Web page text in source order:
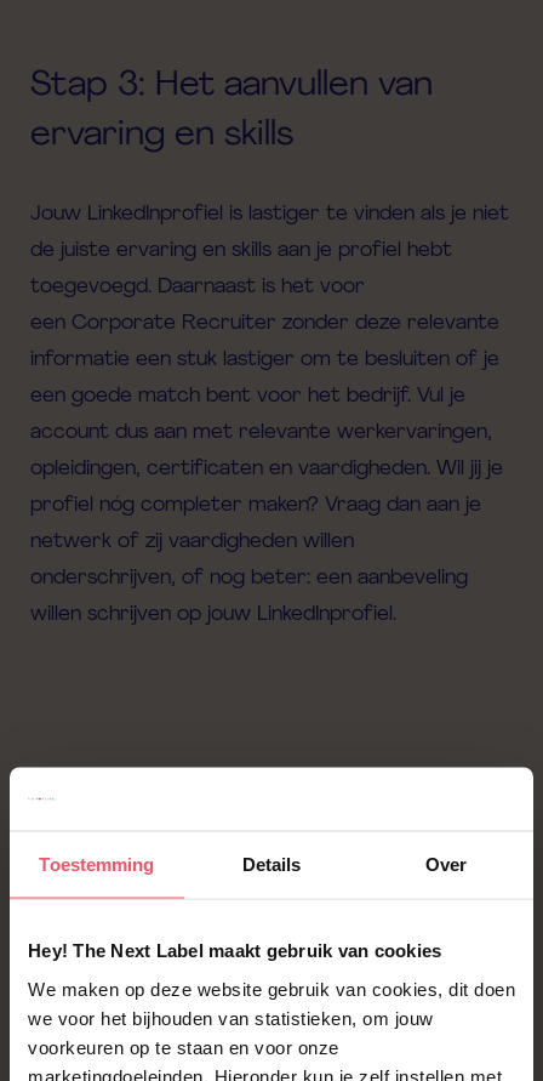
Toestemming Details Over
Hey! The Next Label maakt gebruik van cookies
We maken op deze website gebruik van cookies, dit doen
we voor het bijhouden van statistieken, om jouw
voorkeuren op te staan en voor onze
marketingdoeleinden. Hieronder kun je zelf instellen met
Stap 3: Het aanvullen van
ervaring en skills
Jouw LinkedInprofiel is lastiger te vinden als je niet
de juiste ervaring en skills aan je profiel hebt
toegevoegd. Daarnaast is het voor
een Corporate Recruiter zonder deze relevante
informatie een stuk lastiger om te besluiten of je
een goede match bent voor het bedrijf. Vul je
account dus aan met relevante werkervaringen,
opleidingen, certificaten en vaardigheden. Wil jij je
profiel nóg completer maken? Vraag dan aan je
netwerk of zij vaardigheden willen
onderschrijven, of nog beter: een aanbeveling
willen schrijven op jouw LinkedInprofiel .
groepen
en wees actief
Je profiel is nu compleet. Hoe zorg je dan dat je
opvalt binnen LinkedInen de juiste job vindt?Door
actief gebruik te maken van de features die
LinkedIn je biedt.
Je kan bijvoorbeeld
gebruikmaken